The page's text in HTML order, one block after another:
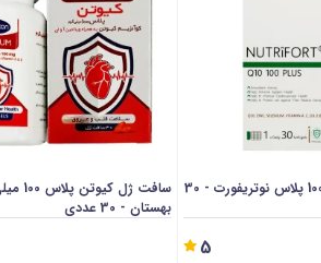
سافت ژل کیوتن 100 پلاس نوتریفورت - 30
5
سافت ژل
بهستان - 30 عددی